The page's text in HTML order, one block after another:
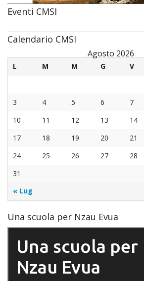
Eventi CMSI
Calendario CMSI
Agosto 2026
L M M G V
3
4 5 6 7
10
11 12 13 14
17
18 19 20 21
24
25 26 27 28
31
« Lug
Una scuola per Nzau Evua